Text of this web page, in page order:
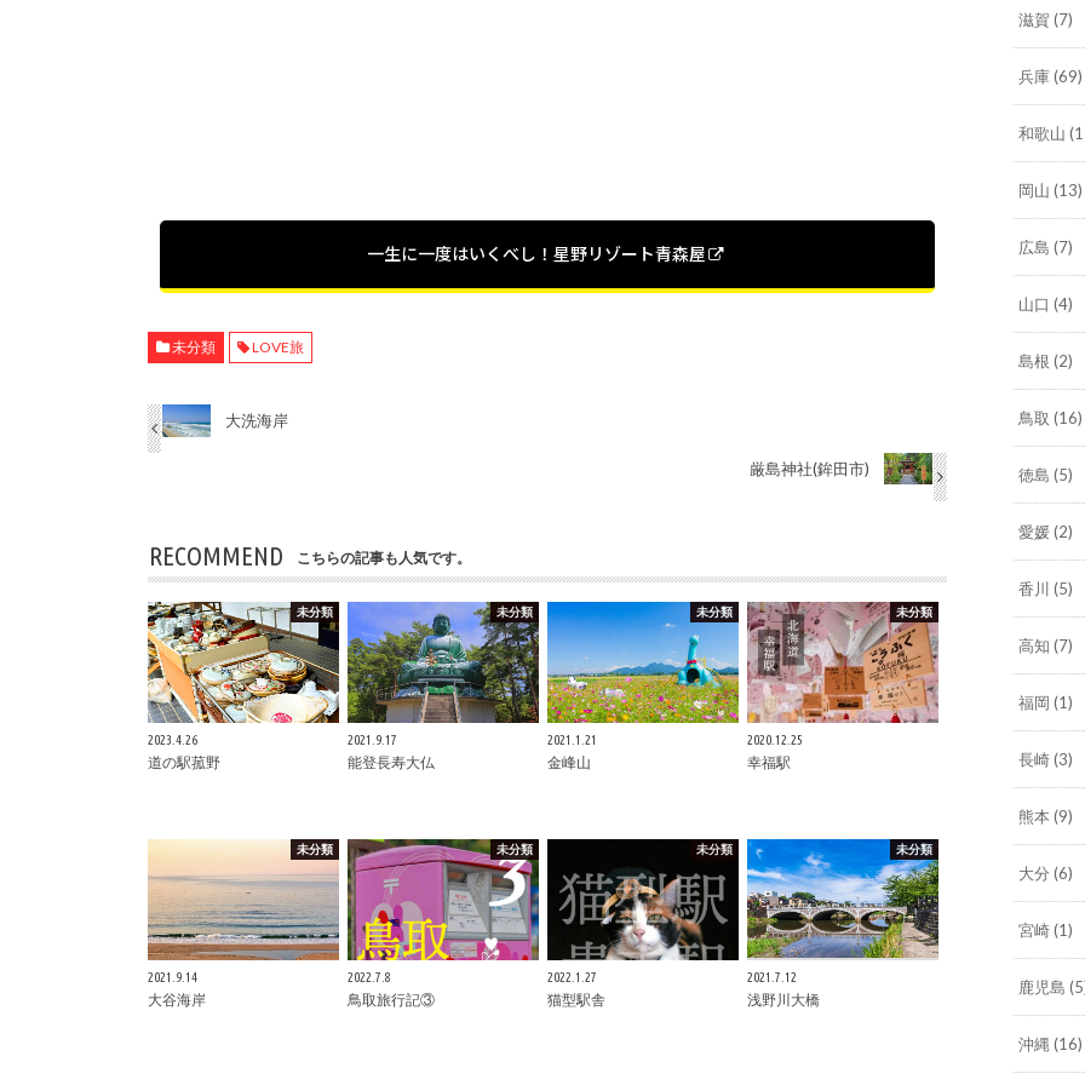
一生に一度はいくべし！星野リゾート青森屋
未分類 LOVE旅
大洗海岸
厳島神社(鉾田市)
RECOMMEND こちらの記事も人気です。
未分類
2023.4.26
道の駅菰野
未分類
2021.9.17
能登長寿大仏
未分類
2021.1.21
金峰山
未分類
2020.12.25
幸福駅
未分類
2021.9.14
大谷海岸
未分類
2022.7.8
鳥取旅行記③
未分類
2022.1.27
猫型駅舎
未分類
2021.7.12
浅野川大橋
滋賀 (7)
兵庫(69)
和歌山
岡山 (13)
広島 (7)
山口 (4)
島根 (2)
鳥取 (16)
徳島 (5)
愛媛(2)
香川 (5)
高知 (7)
福岡 (1)
長崎(3)
熊本 (9)
大分 (6)
宮崎(1)
鹿児島
沖縄 (16)